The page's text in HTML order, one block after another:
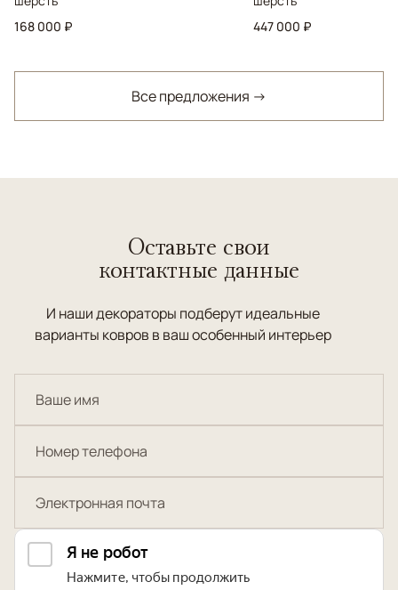
168 000 ₽
447 000 ₽
Все предложения →
Оставьте свои
контактные данные
И наши декораторы подберут идеальные
варианты ковров в ваш особенный интерьер